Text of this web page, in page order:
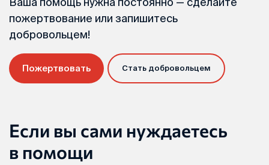
пожертвование или запишитесь
добровольцем!
Пожертвовать Стать добровольцем
Если вы сами нуждаетесь
в помощи